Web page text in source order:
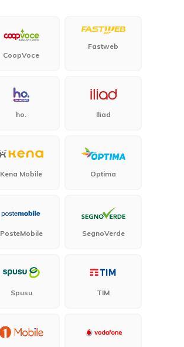
CoopVoce
Fastweb
ho. Iliad
Kena Mobile Optima
PosteMobile SegnoVerde
Spusu TIM